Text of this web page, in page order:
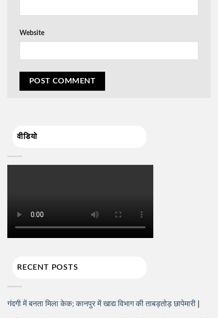
Website
वीडियो
RECENT POSTS
गंदगी में बनता मिला केक; कानपुर में खाद्य विभाग की ताबड़तोड़ छापेमारी